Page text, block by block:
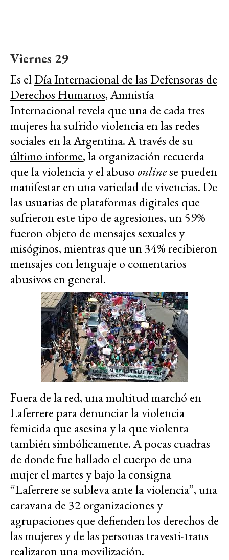
Viernes 29
Es elDía Internacional de las Defensoras de
Derechos Humanos, Amnistía
Internacional revela que una de cada tres
mujeres ha sufrido violencia en las redes
sociales en la Argentina. A través de su
último informe, la organización recuerda
que la violencia y el abusoonlinese pueden
manifestar en una variedad de vivencias. De
las usuarias de plataformas digitales que
sufrieron este tipo de agresiones, un 59%
fueron objeto de mensajes sexuales y
misóginos, mientras que un 34% recibieron
mensajes con lenguaje o comentarios
abusivos en general.
Fuera de la red, una multitud marchó en
Laferrere para denunciar la violencia
femicida que asesina y la que violenta
también simbólicamente. A pocas cuadras
de donde fue hallado el cuerpo de una
mujer el martes y bajo la consigna
“Laferrere se subleva ante la violencia”, una
caravana de 32 organizaciones y
agrupaciones que defienden los derechos de
las mujeres y de las personas travesti-trans
realizaron una movilización.